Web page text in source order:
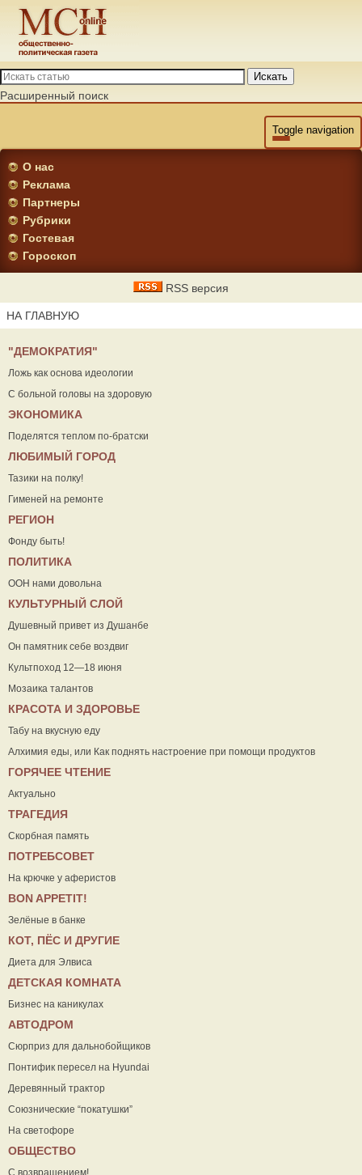
Искать
Расширенный поиск
Toggle navigation
О нас
Реклама
Партнеры
Рубрики
Гостевая
Гороскоп
RSS версия
НА ГЛАВНУЮ
"ДЕМОКРАТИЯ"
Ложь как основа идеологии
С больной головы на здоровую
ЭКОНОМИКА
Поделятся теплом по-братски
ЛЮБИМЫЙ ГОРОД
Тазики на полку!
Гименей на ремонте
РЕГИОН
Фонду быть!
ПОЛИТИКА
ООН нами довольна
КУЛЬТУРНЫЙ СЛОЙ
Душевный привет из Душанбе
Он памятник себе воздвиг
Культпоход 12—18 июня
Мозаика талантов
КРАСОТА И ЗДОРОВЬЕ
Табу на вкусную еду
Алхимия еды, или Как поднять настроение при помощи продуктов
ГОРЯЧЕЕ ЧТЕНИЕ
Актуально
ТРАГЕДИЯ
Скорбная память
ПОТРЕБСОВЕТ
На крючке у аферистов
ВON APPETIT!
Зелёные в банке
КОТ, ПЁС И ДРУГИЕ
Диета для Элвиса
ДЕТСКАЯ КОМНАТА
Бизнес на каникулах
АВТОДРОМ
Сюрприз для дальнобойщиков
Понтифик пересел на Hyundai
Деревянный трактор
Союзнические “покатушки”
На светофоре
ОБЩЕСТВО
С возвращением!